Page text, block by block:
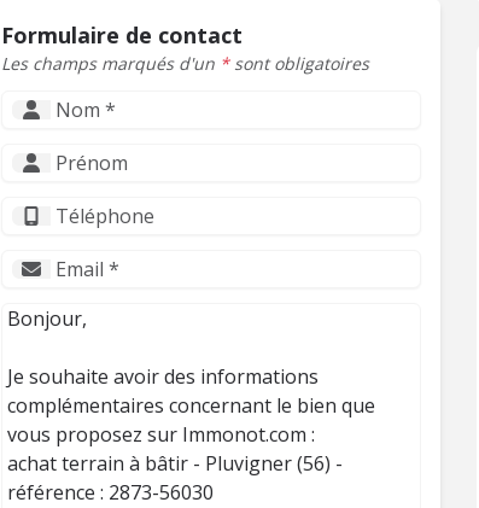
Formulaire de contact
Les champs marqués d'un *sont obligatoires